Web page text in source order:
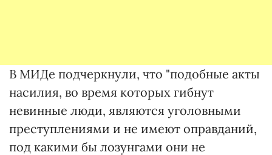
В МИДе подчеркнули, что "подобные акты
насилия, во время которых гибнут
невинные люди, являются уголовными
преступлениями и не имеют оправданий,
под какими бы лозунгами они не